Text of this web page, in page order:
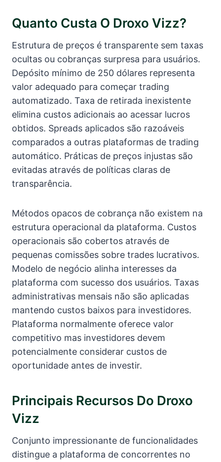
Quanto Custa O Droxo Vizz?
Estrutura de preços é transparente sem taxas
ocultas ou cobranças surpresa para usuários.
Depósito mínimo de 250 dólares representa
valor adequado para começar trading
automatizado. Taxa de retirada inexistente
elimina custos adicionais ao acessar lucros
obtidos. Spreads aplicados são razoáveis
comparados a outras plataformas de trading
automático. Práticas de preços injustas são
evitadas através de políticas claras de
transparência.
Métodos opacos de cobrança não existem na
estrutura operacional da plataforma. Custos
operacionais são cobertos através de
pequenas comissões sobre trades lucrativos.
Modelo de negócio alinha interesses da
plataforma com sucesso dos usuários. Taxas
administrativas mensais não são aplicadas
mantendo custos baixos para investidores.
Plataforma normalmente oferece valor
competitivo mas investidores devem
potencialmente considerar custos de
oportunidade antes de investir.
Principais Recursos Do Droxo
Vizz
Conjunto impressionante de funcionalidades
distingue a plataforma de concorrentes no